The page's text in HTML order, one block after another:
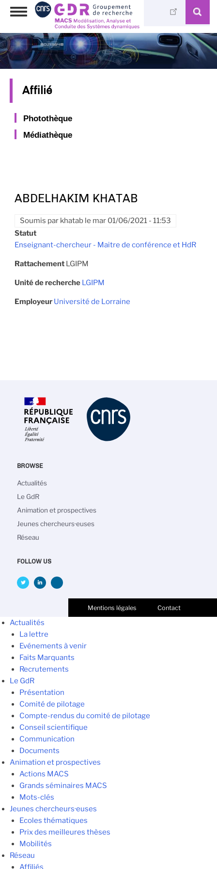
Aller
principal
Toggle
Affilié
Photothèque
Médiathèque
ABDELHAKIM KHATAB
Soumis par khatab le mar 01/06/2021 - 11:53
Statut
Enseignant-chercheur - Maitre de conférence et HdR
Rattachement LGIPM
Unité de recherche LGIPM
Employeur Université de Lorraine
BROWSE
Navigation
principale
Actualités
Le GdR
Animation et prospectives
Jeunes chercheurs·euses
Réseau
FOLLOW US
Mentions légales Contact
Actualités
La lettre
Evénements à venir
Faits Marquants
Recrutements
Le GdR
Présentation
Comité de pilotage
Compte-rendus du comité de pilotage
Conseil scientifique
Communication
Documents
Animation et prospectives
Actions MACS
Grands séminaires MACS
Mots-clés
Jeunes chercheurs·euses
Ecoles thématiques
Prix des meilleures thèses
Mobilités
Réseau
Affiliés